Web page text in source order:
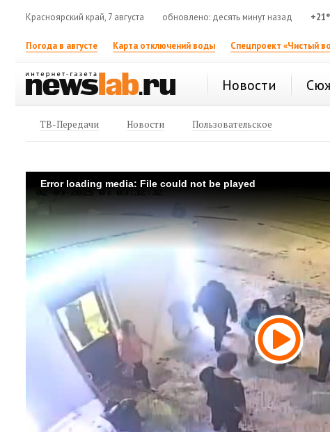
Красноярский край, 7 августа обновлено: десять минут назад
Погода в августе Карта отключений воды Спецпроект «Чистый
Новости
ТВ-Передачи Новости Пользовательское
Error loading media: File could not be played